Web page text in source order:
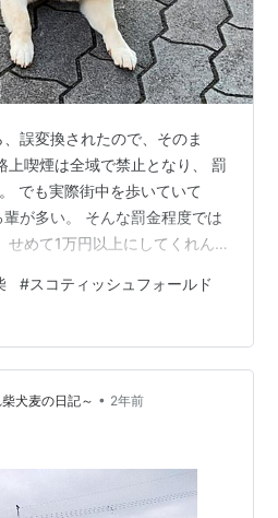
、誤変換されたので、そのま
上喫煙は全域で禁止となり、 罰
でも実際街中を歩いていて
が多い。 そんな罰金程度では
せめて1万円以上にしてくれん
タポみたいになってしまい、
るしなー。 拒否柴も条例禁止
が確定申告期限です。たしかそ
#スコティッシュフォールド
犬麦の日記～ • 2年前